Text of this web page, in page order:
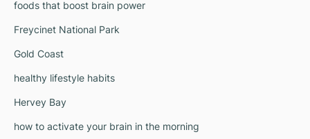
foods that boost brain power
Freycinet National Park
Gold Coast
healthy lifestyle habits
Hervey Bay
how to activate your brain in the morning